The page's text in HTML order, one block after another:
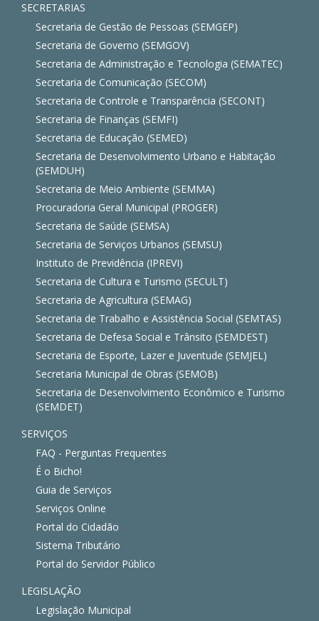
SECRETARIAS
Secretaria de Gestão de Pessoas (SEMGEP)
Secretaria de Governo (SEMGOV)
Secretaria de Administração e Tecnologia (SEMATEC)
Secretaria de Comunicação (SECOM)
Secretaria de Controle e Transparência (SECONT)
Secretaria de Finanças (SEMFI)
Secretaria de Educação (SEMED)
Secretaria de Desenvolvimento Urbano e Habitação
(SEMDUH)
Secretaria de Meio Ambiente (SEMMA)
Procuradoria Geral Municipal (PROGER)
Secretaria de Saúde (SEMSA)
Secretaria de Serviços Urbanos (SEMSU)
Instituto de Previdência (IPREVI)
Secretaria de Cultura e Turismo (SECULT)
Secretaria de Agricultura (SEMAG)
Secretaria de Trabalho e Assistência Social (SEMTAS)
Secretaria de Defesa Social e Trânsito (SEMDEST)
Secretaria de Esporte, Lazer e Juventude (SEMJEL)
Secretaria Municipal de Obras (SEMOB)
Secretaria de Desenvolvimento Econômico e Turismo
(SEMDET)
SERVIÇOS
FAQ - Perguntas Frequentes
É o Bicho!
Guia de Serviços
Serviços Online
Portal do Cidadão
Sistema Tributário
Portal do Servidor Público
LEGISLAÇÃO
Legislação Municipal